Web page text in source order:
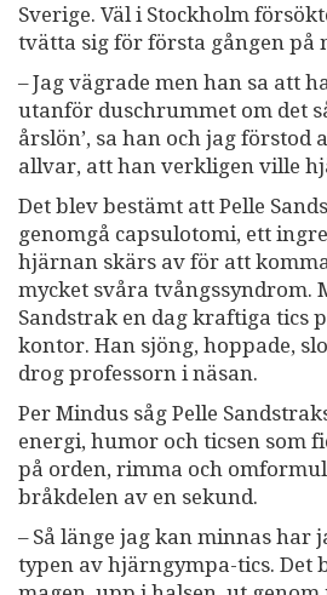
Sverige. Väl i Stockholm
tvätta sig för första gången på
– Jag vägrade men han sa att
utanför duschrummet om det
årslön’, sa han och jag förstod
allvar, att han verkligen ville
Det blev bestämt att Pelle
genomgå capsulotomi, ett
hjärnan skärs av för att
mycket svåra tvångssyndrom.
Sandstrak en dag kraftiga tics
kontor. Han sjöng, hoppade,
drog professorn i näsan.
Per Mindus såg Pelle
energi, humor och ticsen som
på orden, rimma och
bråkdelen av en sekund.
– Så länge jag kan minnas har
typen av hjärngympa-tics. Det